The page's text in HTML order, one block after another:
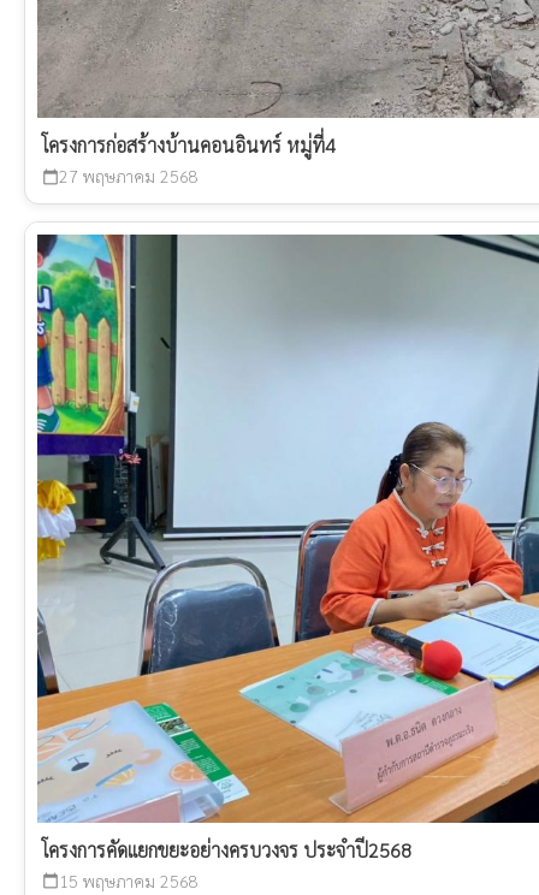
โครงการก่อสร้างบ้านคอนอินทร์ หมู่ที่4
calendar_today27 พฤษภาคม 2568
โครงการคัดแยกขยะอย่างครบวงจร ประจำปี2568
calendar_today 15 พฤษภาคม 2568